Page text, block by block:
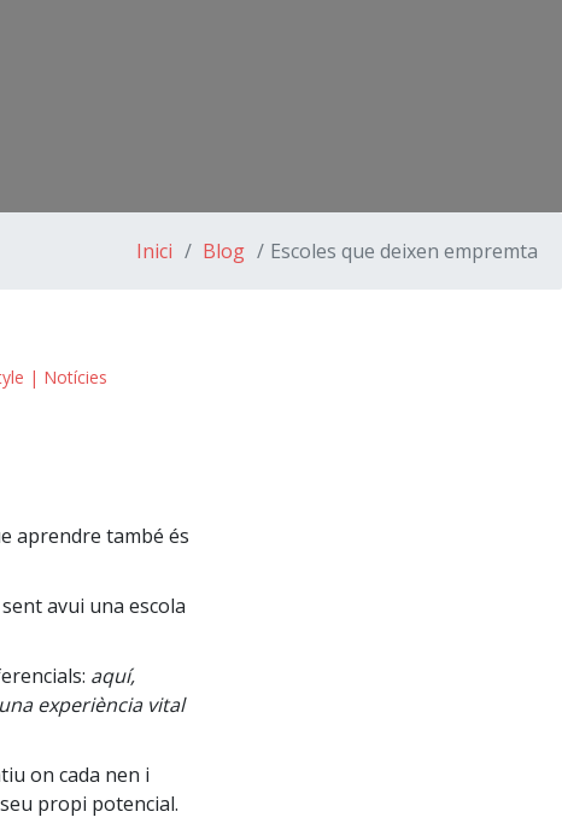
Inici Blog Escoles que deixen empremta
| Notícies
aprendre també és
avui una escola
aquí,
experiència vital
on cada nen i
propi potencial.